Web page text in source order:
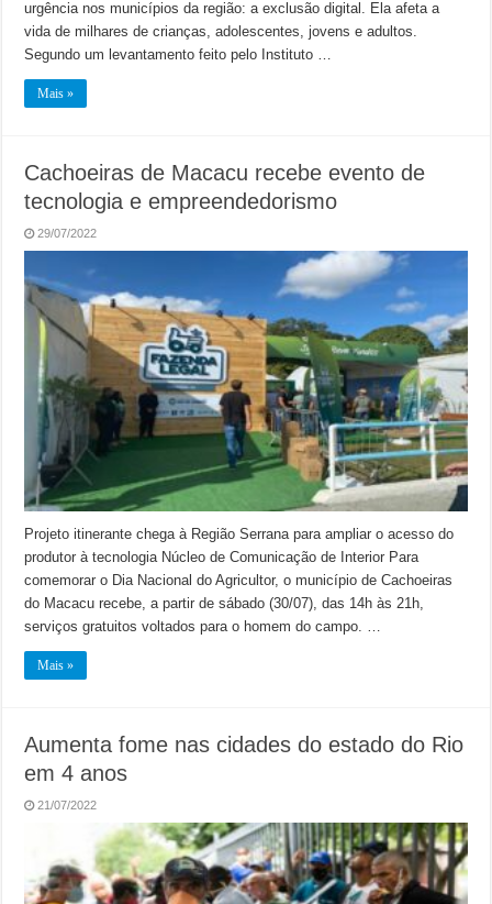
urgência nos municípios da região: a exclusão digital. Ela afeta a
vida de milhares de crianças, adolescentes, jovens e adultos.
Segundo um levantamento feito pelo Instituto …
Mais »
Cachoeiras de Macacu recebe evento de
tecnologia e empreendedorismo
29/07/2022
Projeto itinerante chega à Região Serrana para ampliar o acesso do
produtor à tecnologia Núcleo de Comunicação de Interior Para
comemorar o Dia Nacional do Agricultor, o município de Cachoeiras
do Macacu recebe, a partir de sábado (30/07), das 14h às 21h,
serviços gratuitos voltados para o homem do campo. …
Mais »
Aumenta fome nas cidades do estado do Rio
em 4 anos
21/07/2022